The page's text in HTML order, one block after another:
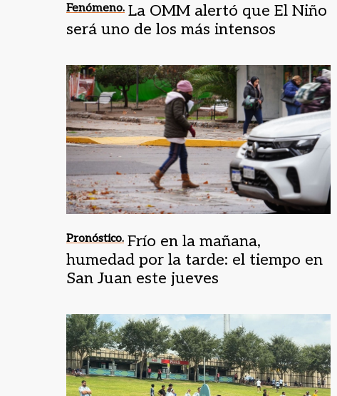
Fenómeno. La OMM alertó que El Niño
será uno de los más intensos
Pronóstico. Frío en la mañana,
humedad por la tarde: el tiempo en
San Juan este jueves